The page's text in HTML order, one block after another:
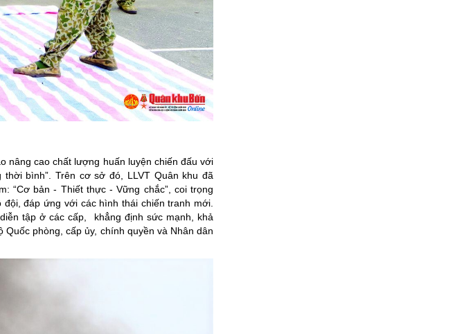
nâng cao chất lượng huấn luyện chiến đấu với
bình”. Trên cơ sở đó, LLVT Quân khu đã
“Cơ bản - Thiết thực - Vững chắc”, coi trọng
đáp ứng với các hình thái chiến tranh mới.
tập ở các cấp, khẳng định sức mạnh, khả
phòng, cấp ủy, chính quyền và Nhân dân